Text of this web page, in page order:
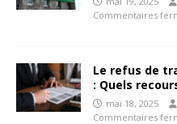
Commentaires
Le refus de
: Quels
mai 18, 2025
Commentaires